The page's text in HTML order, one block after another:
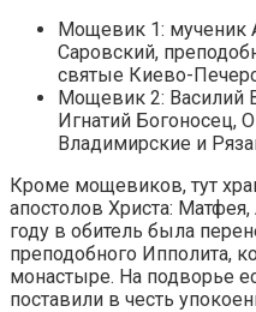
Мощевик 1: мученик
Саровский,
святые Киево-
Мощевик 2: Василий
Игнатий Богоносец,
Владимирские и
Кроме мощевиков, тут
апостолов Христа:
году в обитель была
преподобного Ипполита,
монастыре. На подворье
поставили в честь